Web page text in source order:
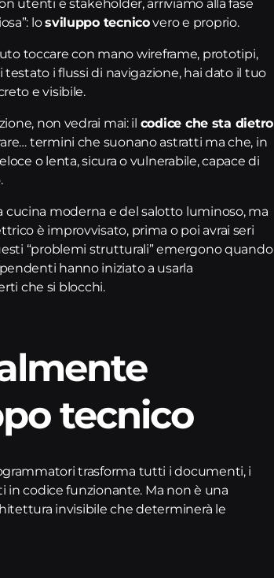
utenti e stakeholder, arriviamo alla fase
losviluppo tecnicovero e proprio.
toccare con mano wireframe, prototipi,
i flussi di navigazione, hai dato il tuo
e visibile.
non vedrai mai: il codice che sta dietro
termini che suonano astratti ma che, in
o lenta, sicura o vulnerabile, capace di
cucina moderna e del salotto luminoso, ma
è improvvisato, prima o poi avrai seri
“problemi strutturali” emergono quando
hanno iniziato a usarla
che si blocchi.
tecnico
trasforma tutti i documenti, i
codice funzionante. Ma non è una
invisibile che determinerà le